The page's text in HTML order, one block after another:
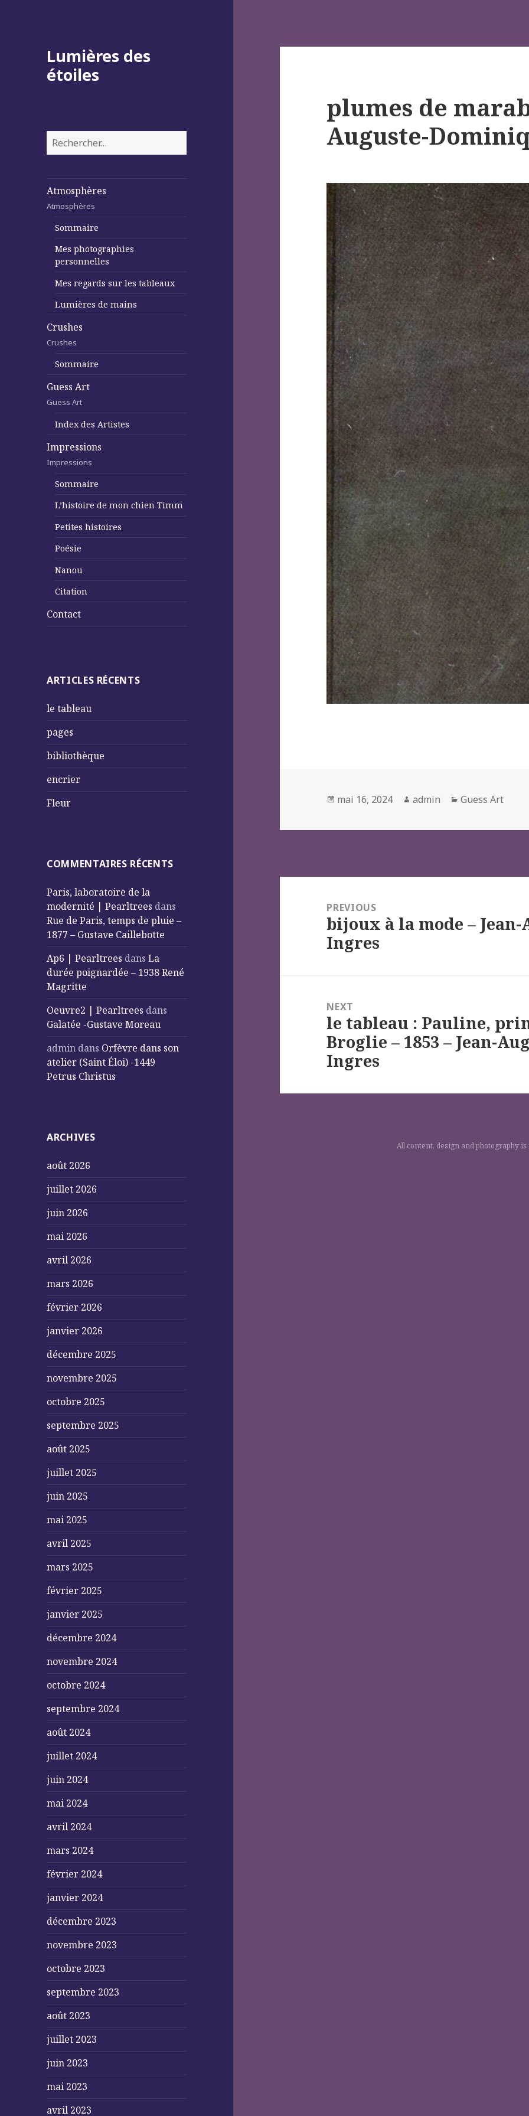
Lumières des
étoiles
Rechercher :
Atmosphères
Atmosphères
Sommaire
Mes photographies
personnelles
Mes regards sur les tableaux
Lumières de mains
Crushes
Crushes
Sommaire
Guess Art
Guess Art
Index des Artistes
Impressions
Impressions
Sommaire
L’histoire de mon chien Timm
Petites histoires
Poésie
Nanou
Citation
Contact
ARTICLES RÉCENTS
le tableau
pages
bibliothèque
encrier
Fleur
COMMENTAIRES RÉCENTS
Paris, laboratoire de la
modernité | Pearltrees dans
Rue de Paris, temps de pluie –
1877 – Gustave Caillebotte
Ap6 | Pearltrees dansLa
durée poignardée – 1938 René
Magritte
Oeuvre2 | Pearltrees dans
Galatée -Gustave Moreau
admin dans Orfèvre dans son
atelier (Saint Éloi) -1449
Petrus Christus
ARCHIVES
août 2026
juillet 2026
juin 2026
mai 2026
avril 2026
mars 2026
février 2026
janvier 2026
décembre 2025
novembre 2025
octobre 2025
septembre 2025
août 2025
juillet 2025
juin 2025
mai 2025
avril 2025
mars 2025
février 2025
janvier 2025
décembre 2024
novembre 2024
octobre 2024
septembre 2024
août 2024
juillet 2024
juin 2024
mai 2024
avril 2024
mars 2024
février 2024
janvier 2024
décembre 2023
novembre 2023
octobre 2023
septembre 2023
août 2023
juillet 2023
juin 2023
mai 2023
avril 2023
plumes de
Auguste-
Posted
mai 16, 2024 Author
admin Categories
Guess Art
l’article
PREVIOUS
Previous
post:
bijoux à la mode –
Ingres
NEXT
Next
post:
le tableau : Pauline,
Broglie – 1853 – Jean-
Ingres
All content, design and photography